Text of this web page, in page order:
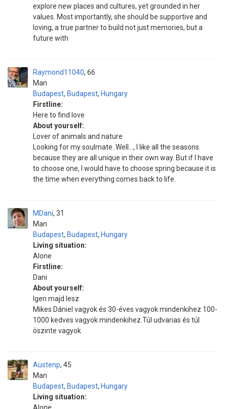
explore new places and cultures, yet grounded in her
values. Most importantly, she should be supportive and
loving, a true partner to build not just memories, but a
future with
Raymond11040
Man
66
Budapest, Budapest, Hungary
Firstline:
Here to find love
About yourself:
Lover of animals and nature
Looking for my soulmate..Well..., I like all the seasons
because they are all unique in their own way. But if I have
to choose one, I would have to choose spring because it is
the time when everything comes back to life.
MDani
Man
31
Budapest, Budapest, Hungary
Living situation:
Alone
Firstline:
Dani
About yourself:
Igen majd lesz
Mikes Dániel vagyok és 30-éves vagyok mindenkihez 100-
1000 kedves vagyok mindenkihez.Túl udvarias és túl
öszinte vagyok
Austenp
Man
45
Budapest, Budapest, Hungary
Living situation: